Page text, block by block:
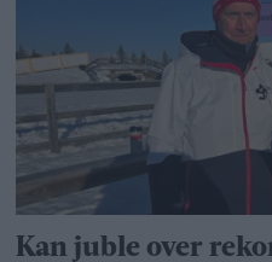
Kan juble over